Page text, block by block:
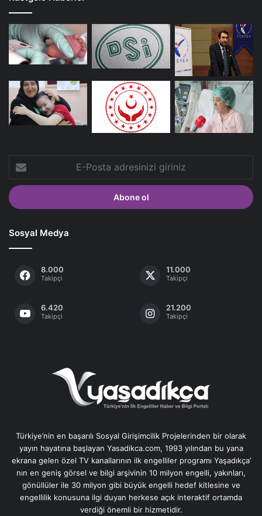
E-
Posta
adresinizi
giriniz
Sosyal Medya
8.000
Takipçi
11.000
Takipçi
6.420
Takipçi
21.200
Takipçi
Türkiye’nin en başarılı Sosyal Girişimcilik Projelerinden bir olarak
yayın hayatına başlayan Yasadikca.com, 1993 yılından bu yana
ekrana gelen özel TV kanallarının ilk engelliler programı Yaşadıkça’
nın en geniş görsel ve bilgi arşivinin 10 milyon engelli, yakınları,
gönüllüler ile 30 milyon gibi büyük engelli hedef kitlesine ve
engellilik konusuna ilgi duyan herkese açık interaktif ortamda
verdiği önemli bir hizmetidir.